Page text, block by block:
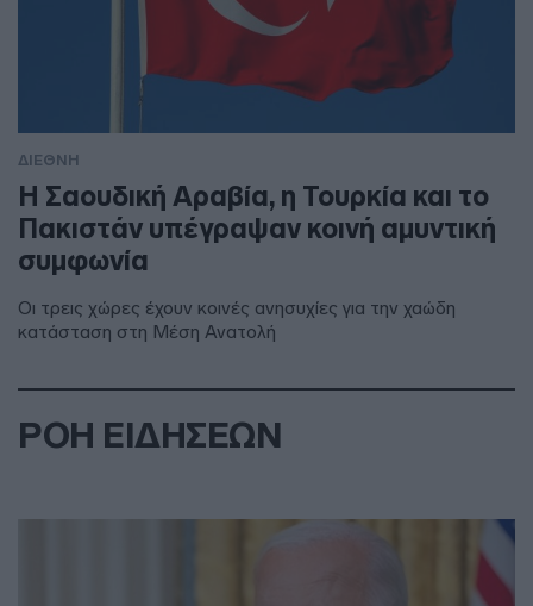
ΔΙΕΘΝΗ
Η Σαουδική Αραβία, η Τουρκία και το
Πακιστάν υπέγραψαν κοινή αμυντική
συμφωνία
Οι τρεις χώρες έχουν κοινές ανησυχίες για την χαώδη
κατάσταση στη Μέση Ανατολή
ΡΟΗ ΕΙΔΗΣΕΩΝ